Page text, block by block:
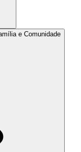
e Comunidade